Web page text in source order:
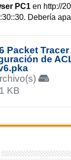
PC1 en http://
Debería
Packet Tracer
de
KB